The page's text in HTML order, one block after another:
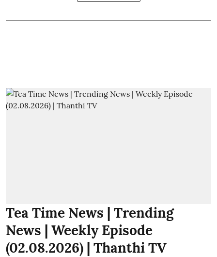
Tea Time News | Trending
News | Weekly Episode
(02.08.2026) | Thanthi TV